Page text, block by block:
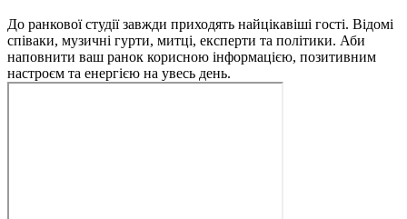
До ранкової студії завжди приходять найцікавіші гості. Відомі
співаки, музичні гурти, митці, експерти та політики. Аби
наповнити ваш ранок корисною інформацією, позитивним
настроєм та енергією на увесь день.